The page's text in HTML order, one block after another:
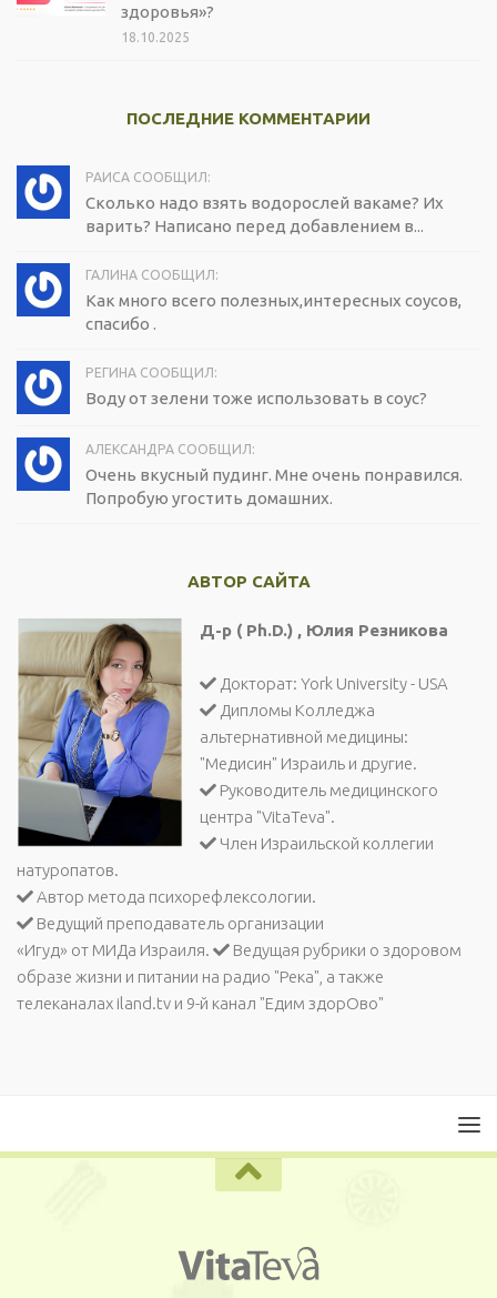
здоровья»?
18.10.2025
ПОСЛЕДНИЕ КОММЕНТАРИИ
РАИСА СООБЩИЛ:
Сколько надо взять водорослей вакаме? Их
варить? Написано перед добавлением в...
ГАЛИНА СООБЩИЛ:
Как много всего полезных,интересных соусов,
спасибо .
РЕГИНА СООБЩИЛ:
Воду от зелени тоже использовать в соус?
АЛЕКСАНДРА СООБЩИЛ:
Очень вкусный пудинг. Мне очень понравился.
Попробую угостить домашних.
АВТОР САЙТА
Д-р ( Ph.D.) , Юлия Резникова
Докторат: York University - USA
Дипломы Колледжа
альтернативной медицины:
"Медисин" Израиль и другие.
Руководитель медицинского
центра "VitaTeva".
Член Израильской коллегии
натуропатов.
Автор метода психорефлексологии.
Ведущий преподаватель организации
«Игуд» от МИДа Израиля.
Ведущая рубрики о здоровом
образе жизни и питании на радио "Река", а также
телеканалах iland.tv и 9-й канал "Едим здорОво"